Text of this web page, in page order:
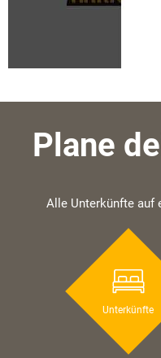
Plane
Alle Unterkünfte auf
Unterkünfte